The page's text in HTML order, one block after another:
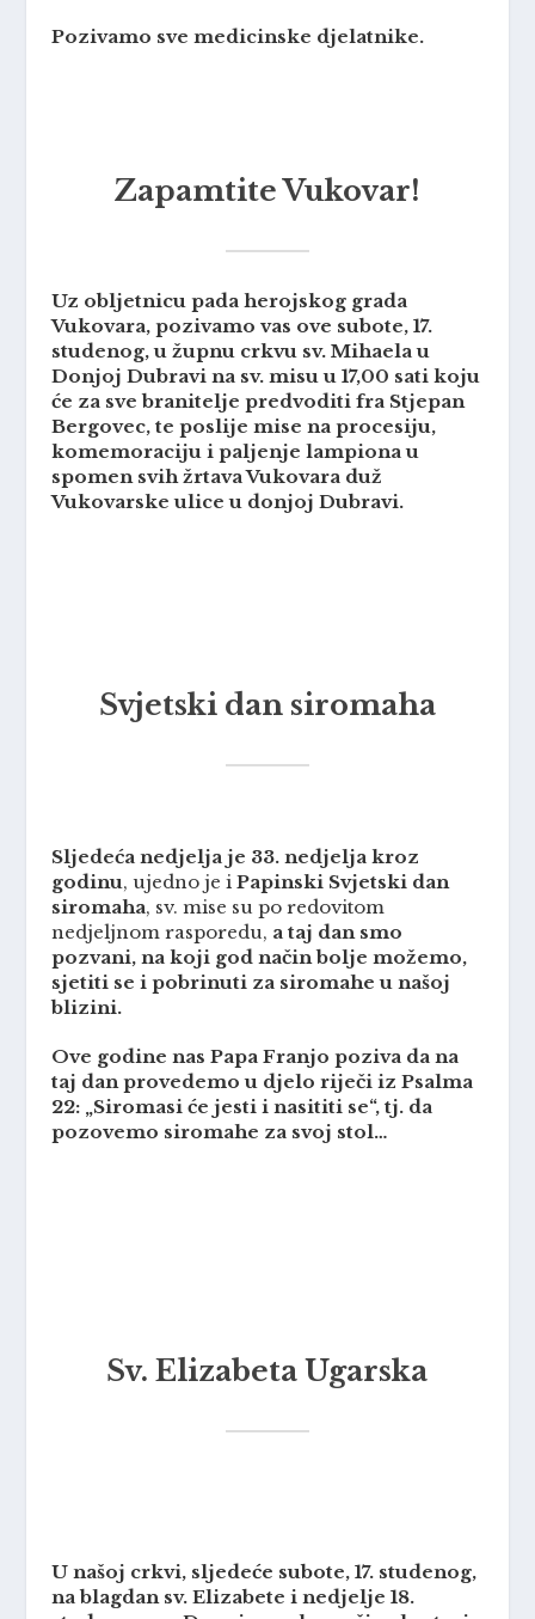
Pozivamo sve medicinske djelatnike.
Zapamtite Vukovar!
Uz obljetnicu pada herojskog grada
Vukovara, pozivamo vas ove subote, 17.
studenog, u župnu crkvu sv. Mihaela u
Donjoj Dubravi na sv. misu u 17,00 sati koju
će za sve branitelje predvoditi fra Stjepan
Bergovec, te poslije mise na procesiju,
komemoraciju i paljenje lampiona u
spomen svih žrtava Vukovara duž
Vukovarske ulice u donjoj Dubravi.
Svjetski dan siromaha
Sljedeća nedjelja je 33. nedjelja kroz
godinu, ujedno je i Papinski Svjetski dan
siromaha, sv. mise su po redovitom
nedjeljnom rasporedu, a taj dan smo
pozvani, na koji god način bolje možemo,
sjetiti se i pobrinuti za siromahe u našoj
blizini.
Ove godine nas Papa Franjo poziva da na
taj dan provedemo u djelo riječi iz Psalma
22: „Siromasi će jesti i nasititi se“, tj. da
pozovemo siromahe za svoj stol…
Sv. Elizabeta Ugarska
U našoj crkvi, sljedeće subote, 17. studenog,
na blagdan sv. Elizabete i nedjelje 18.